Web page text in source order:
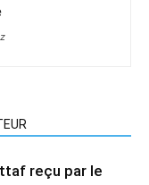
reçu par le